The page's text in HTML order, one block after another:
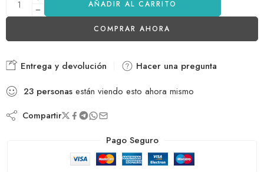
AÑADIR AL CARRITO
COMPRAR AHORA
Entrega y devolución
Hacer una pregunta
23 personas están viendo esto ahora mismo
Compartir
Pago Seguro